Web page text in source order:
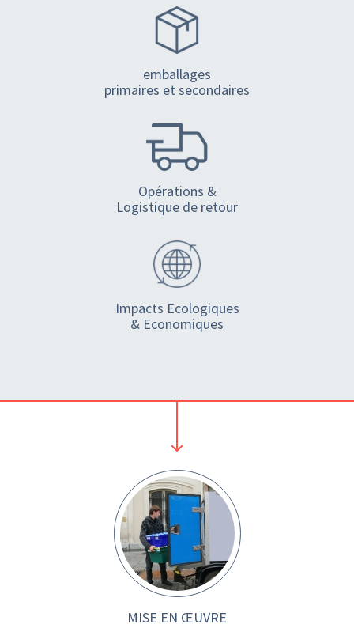
emballages
primaires et secondaires
Opérations &
Logistique de retour
Impacts Ecologiques
& Economiques
MISE EN ŒUVRE